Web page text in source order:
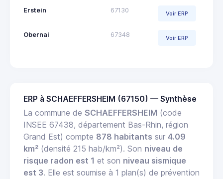
Erstein 67130 Voir ERP
Obernai 67348 Voir ERP
ERP à SCHAEFFERSHEIM (67150) — Synthèse
La commune de SCHAEFFERSHEIM (code
INSEE 67438, département Bas-Rhin, région
Grand Est) compte 878 habitants sur 4.09
km² (densité 215 hab/km²). Son niveau de
risque radon est 1 et son niveau sismique
est 3. Elle est soumise à 1 plan(s) de prévention